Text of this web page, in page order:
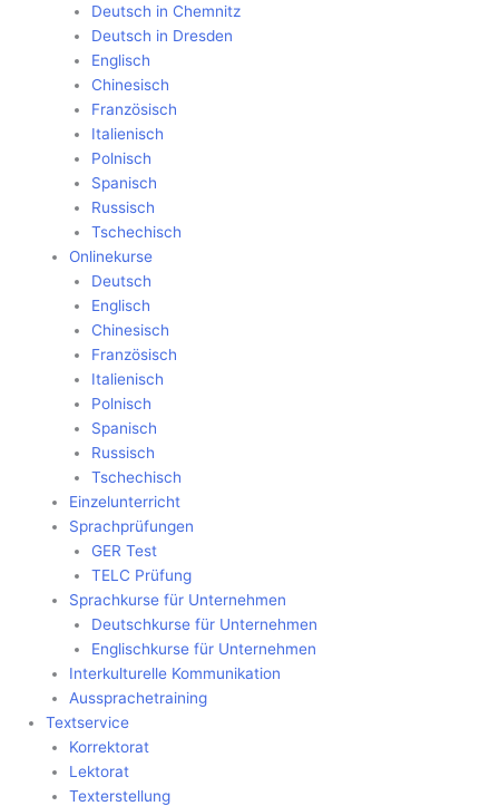
Deutsch in Chemnitz
Deutsch in Dresden
Englisch
Chinesisch
Französisch
Italienisch
Polnisch
Spanisch
Russisch
Tschechisch
Onlinekurse
Deutsch
Englisch
Chinesisch
Französisch
Italienisch
Polnisch
Spanisch
Russisch
Tschechisch
Einzelunterricht
Sprachprüfungen
GER Test
TELC Prüfung
Sprachkurse für Unternehmen
Deutschkurse für Unternehmen
Englischkurse für Unternehmen
Interkulturelle Kommunikation
Aussprachetraining
Textservice
Korrektorat
Lektorat
Texterstellung